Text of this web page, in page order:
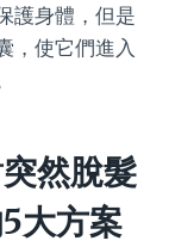
護身體，但是
，使它們進入
然脫髮
大方案